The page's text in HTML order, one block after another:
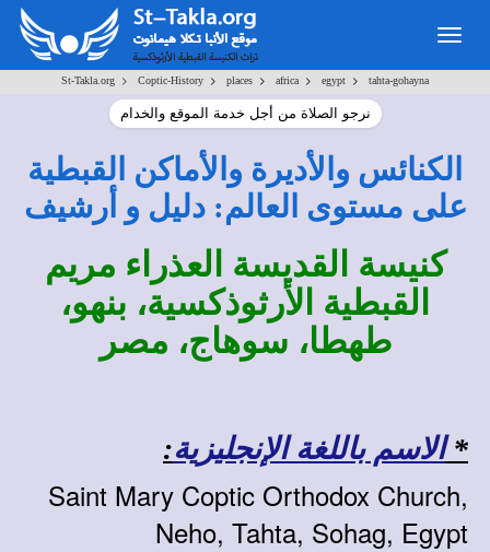
St-Takla.org > Coptic-History > places > africa > egypt > tahta-gohayna
نرجو الصلاة من أجل خدمة الموقع والخدام
الكنائس والأديرة والأماكن القبطية
على مستوى العالم: دليل و أرشيف
كنيسة القديسة العذراء مريم
القبطية الأرثوذكسية، بنهو،
طهطا، سوهاج، مصر
*الاسم باللغة الإنجليزية:
Saint Mary Coptic Orthodox Church,
Neho, Tahta, Sohag, Egypt